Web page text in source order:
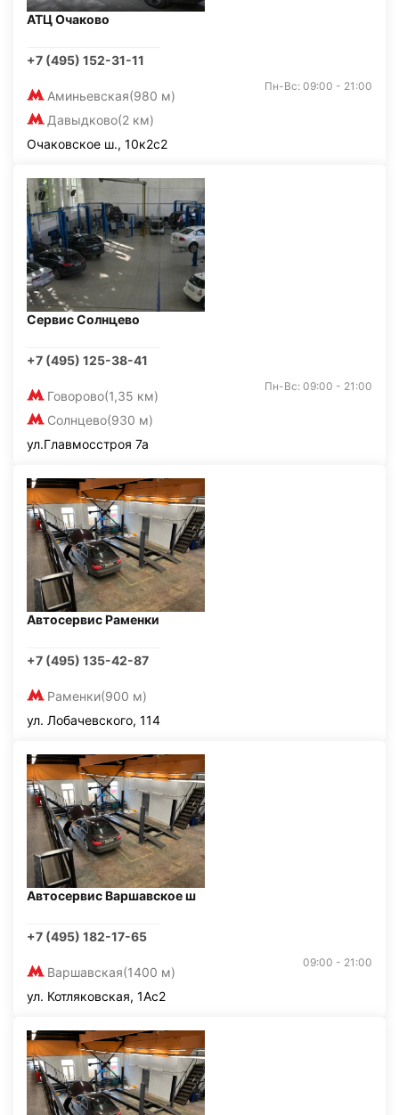
АТЦ Очаково
+7 (495) 152-31-11
Аминьевская(980 м)
Давыдково(2 км)
Пн-Вс: 09:00 - 21:00
Очаковское ш., 10к2с2
Сервис Солнцево
+7 (495) 125-38-41
Говорово(1,35 км)
Солнцево(930 м)
Пн-Вс: 09:00 - 21:00
ул.Главмосстроя 7а
Автосервис Раменки
+7 (495) 135-42-87
Раменки(900 м)
ул. Лобачевского, 114
Автосервис Варшавское ш
+7 (495) 182-17-65
Варшавская(1400 м)
09:00 - 21:00
ул. Котляковская, 1Ас2